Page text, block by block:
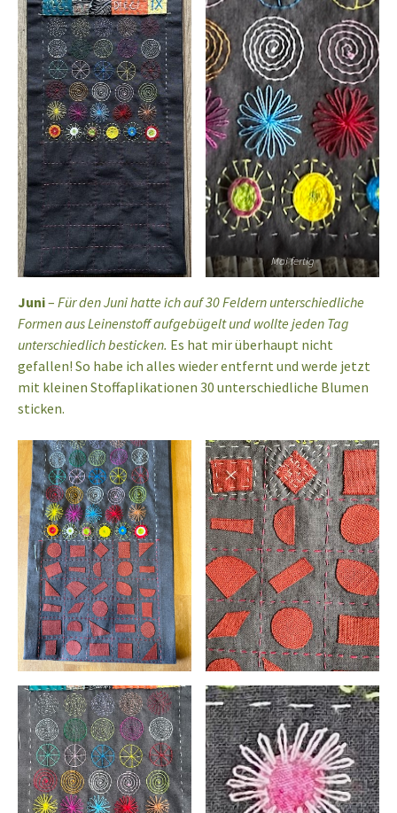
Mai fertig
Juni– Für den Juni hatte ich auf 30 Feldern unterschiedliche
Formen aus Leinenstoff aufgebügelt und wollte jeden Tag
unterschiedlich besticken. Es hat mir überhaupt nicht
gefallen! So habe ich alles wieder entfernt und werde jetzt
mit kleinen Stoffaplikationen 30 unterschiedliche Blumen
sticken.